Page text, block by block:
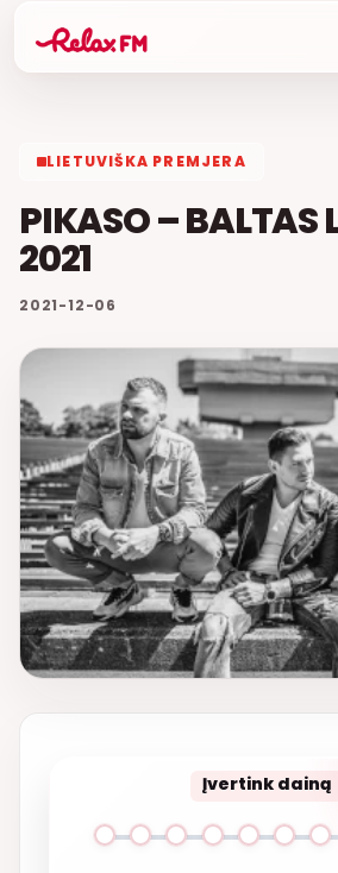
LIETUVIŠKA PREMJERA
PIKASO – BALTAS
2021
2021-12-06
Įvertink dainą